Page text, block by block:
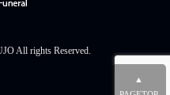
▲
All rights Reserved.